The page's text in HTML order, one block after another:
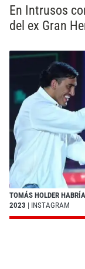
En Intrusos
del ex Gran
TOMÁS HOLDER
2023 | INSTAGRAM